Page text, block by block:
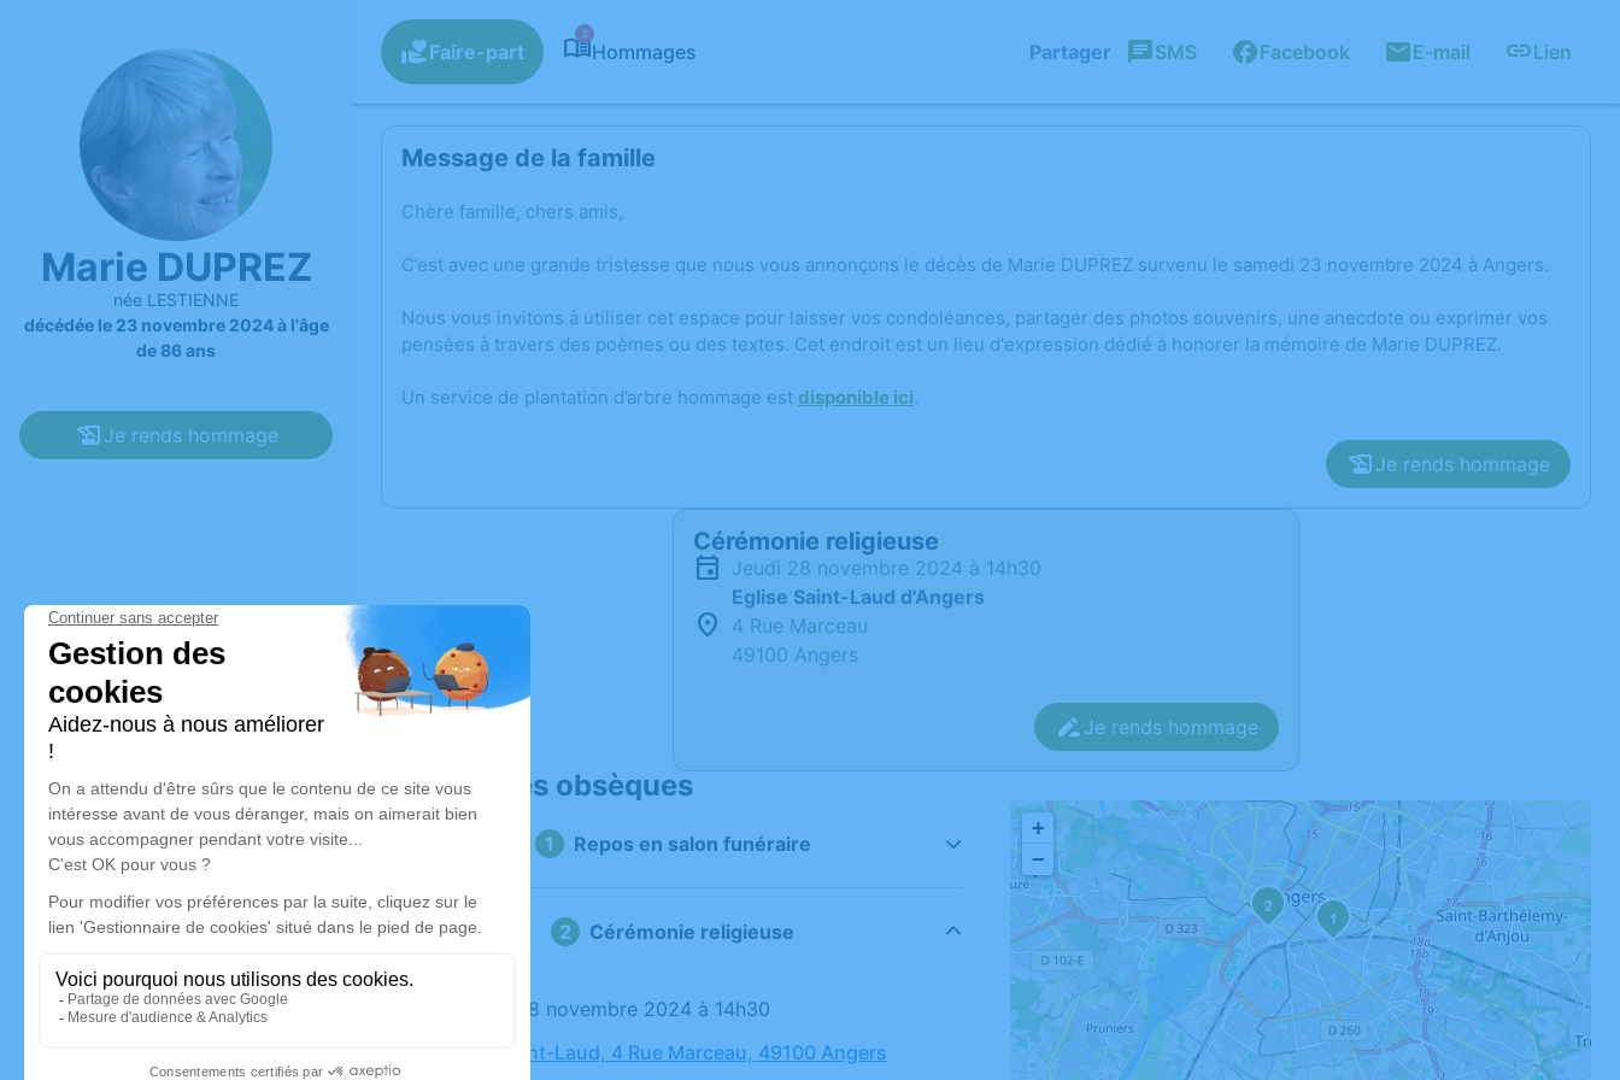
Marie DUPREZ
née LESTIENNE
décédée le 23 novembre 2024 à l'âge
de 86 ans
Je rends hommage
Faire-part
2
Hommages Partager SMS Facebook E-mail Lien
Message de la famille
Chère famille, chers amis,
C’est avec une grande tristesse que nous vous annonçons le décès de Marie DUPREZ survenu le samedi 23 novembre 2024 à Angers.
Nous vous invitons à utiliser cet espace pour laisser vos condoléances, partager des photos souvenirs, une anecdote ou exprimer vos
pensées à travers des poèmes ou des textes. Cet endroit est un lieu d'expression dédié à honorer la mémoire de Marie DUPREZ.
Un service de plantation d’arbre hommage est disponible ici.
Je rends hommage
Cérémonie religieuse
jeudi 28 novembre 2024 à 14h30
Eglise Saint-Laud d'Angers
4 Rue Marceau
49100 Angers
Je rends hommage
Déroulé des obsèques
Repos en salon funéraire
Cérémonie religieuse
Le jeudi 28 novembre 2024 à 14h30
Eglise Saint-Laud, 4 Rue Marceau, 49100 Angers
1
2
+
−